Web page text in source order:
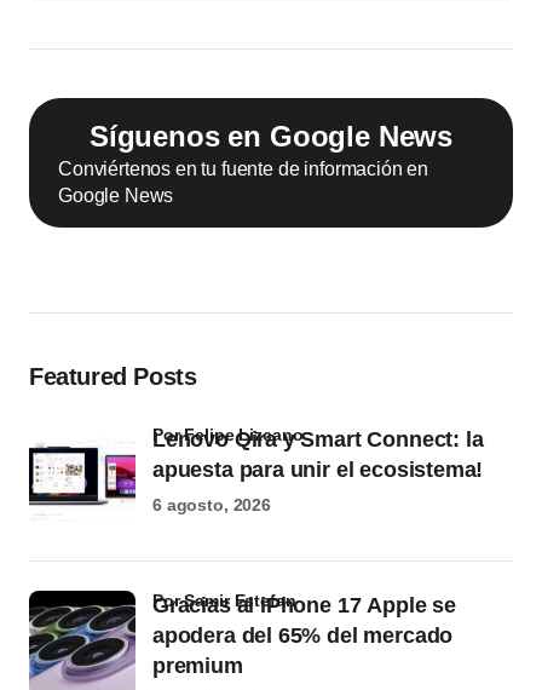
Síguenos en Google News
Conviértenos en tu fuente de información en
Google News
Featured Posts
Lenovo Qira y Smart Connect: la
apuesta para unir el ecosistema!
por Felipe Lizcano
6 agosto, 2026
Gracias al iPhone 17 Apple se
apodera del 65% del mercado
premium
por Samir Estefan